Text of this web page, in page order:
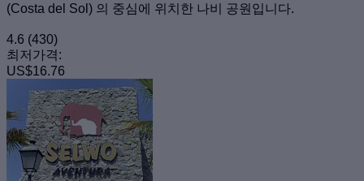
(Costa del Sol) 의 중심에 위치한 나비 공원입니다.
4.6 (430)
최저가격:
US$16.76